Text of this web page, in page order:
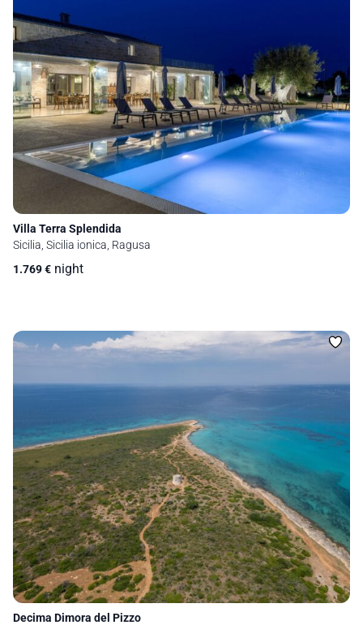
Villa Terra Splendida
Sicilia, Sicilia ionica, Ragusa
1.769€ night
Decima Dimora del Pizzo